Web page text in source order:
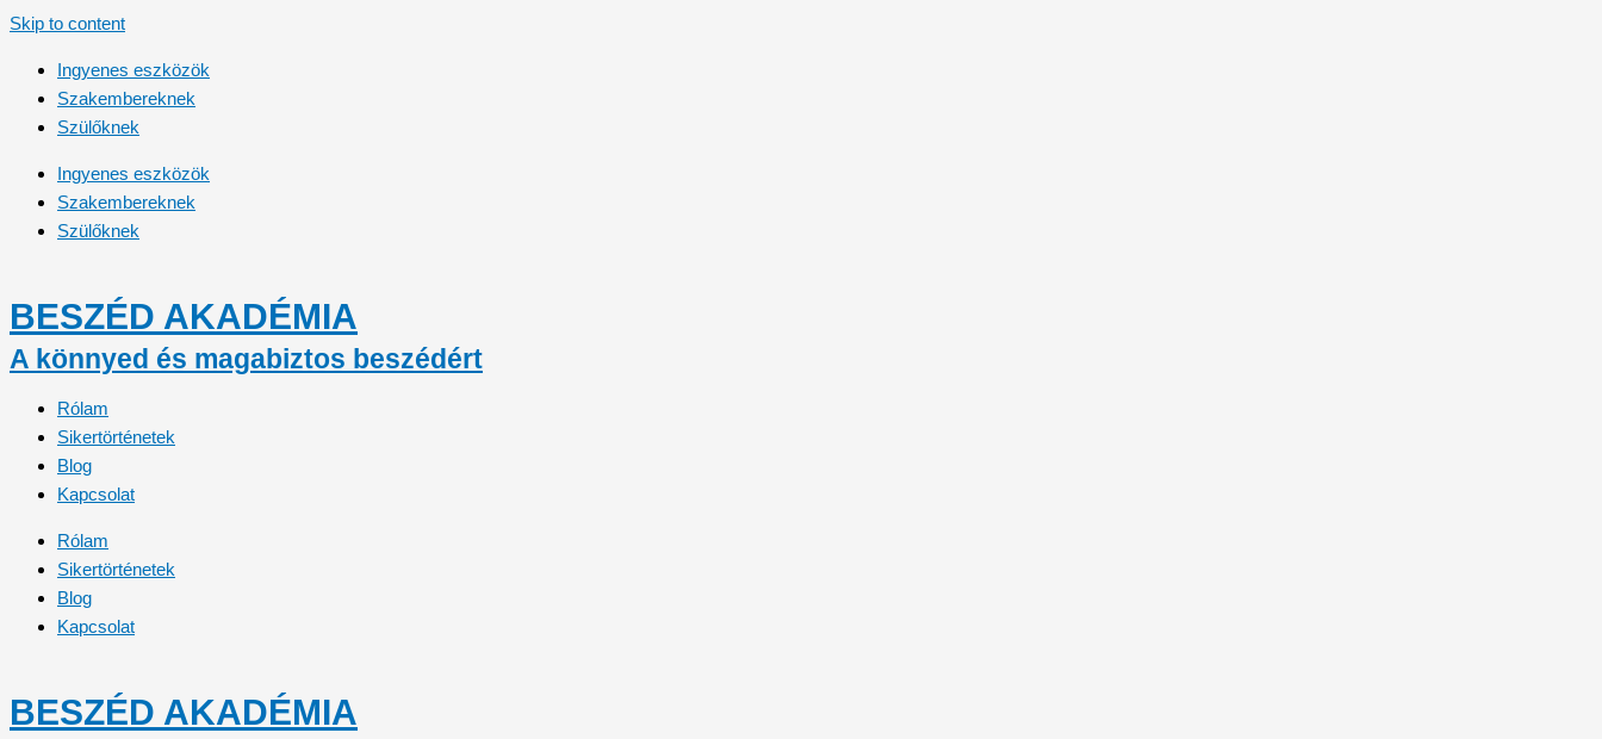
Skip to content
Ingyenes eszközök
Szakembereknek
Szülőknek
Ingyenes eszközök
Szakembereknek
Szülőknek
BESZÉD AKADÉMIA
A könnyed és magabiztos beszédért​
Rólam
Sikertörténetek
Blog
Kapcsolat
Rólam
Sikertörténetek
Blog
Kapcsolat
BESZÉD AKADÉMIA